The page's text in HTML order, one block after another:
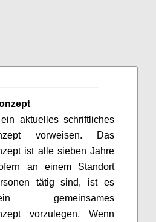
aktuelles schriftliches
vorweisen.
Das
ist alle sieben Jahre
an einem Standort
tätig sind, ist es
gemeinsames
vorzulegen. Wenn